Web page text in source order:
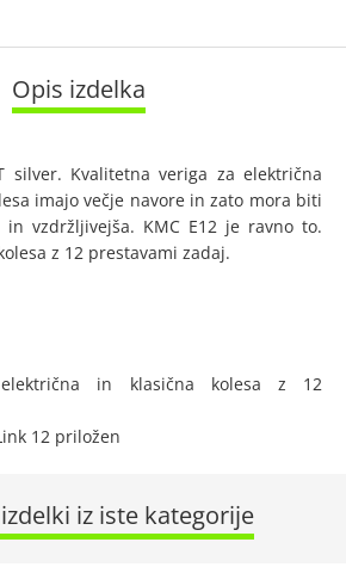
Opis izdelka
silver. Kvalitetna veriga za električna
imajo večje navore in zato mora biti
vzdržljivejša. KMC E12 je ravno to.
z 12 prestavami zadaj.
in klasična kolesa z 12
12 priložen
iz iste kategorije